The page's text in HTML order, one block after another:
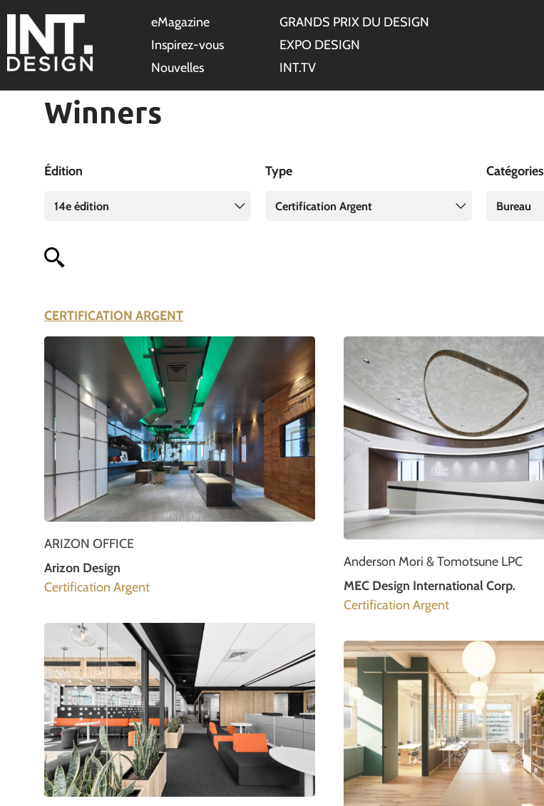
eMagazine
Inspirez-vous
Nouvelles
GRANDS PRIX DU DESIGN
EXPO DESIGN
INT.TV
Winners
Édition
14e édition
Type
Certification Argent
Catégories
Bureau
CERTIFICATION ARGENT
ARIZON OFFICE
Arizon Design
Certification Argent
Anderson Mori & Tomotsune LPC
MEC Design International Corp.
Certification Argent